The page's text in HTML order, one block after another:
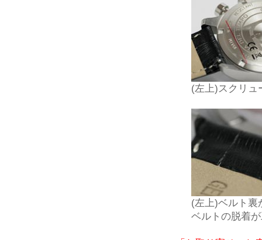
(左上)スクリュ
(左上)ベルト裏
ベルトの脱着